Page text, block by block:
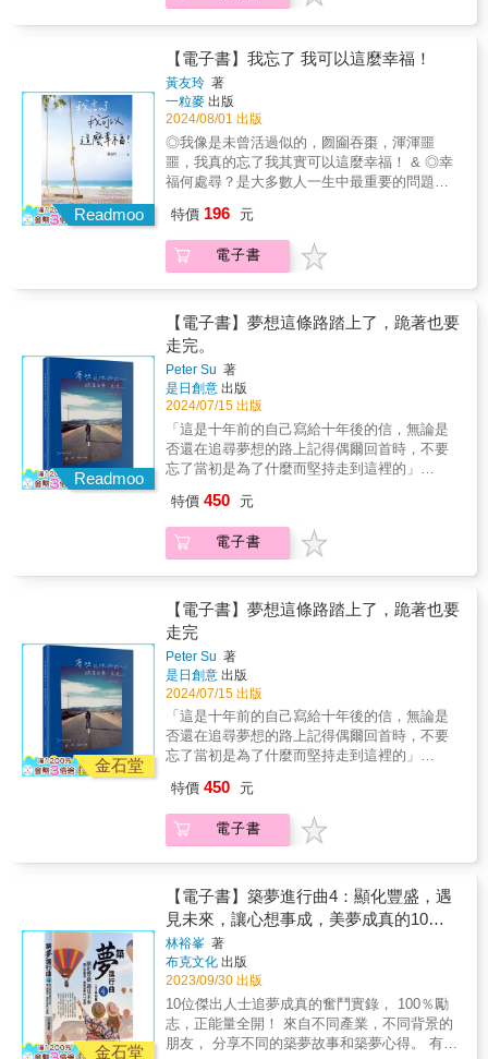
在這裡的就是《築夢》系列專書的第五冊。 ●築
夢系列以及築夢的定義 談起築夢，每個人都一
定有夢想，就算是所謂的「醉生夢死」、「夢
中閣樓」又何嘗不是一種夢？重點只在於，夢
想是否連結著行動，還是夢想只是一種空想，
一種自我陶醉的逃避鴉片？ 在每一次的築夢系
列前言，我總不厭其煩的還是要來聊聊「夢
想」，並且我要再次地強調：夢想不設限。 傳
統思維裡，一個成功人的形象：從平凡的小
成真。但本系列定義的夢想，同時也是我想要
跟每位讀者分享的是：夢想不限於追求名利。
有人的夢想是心靈層次上的，例如體驗更高的
生命境界；有人的夢想是跟感情有關，追求與
家人的和諧或者一段真誠的情緣；有人的夢想
是要扶助弱勢，有人的夢想是要去到世界不同
的角落。 包括在我們過往的系列中，有人的夢
想是想釐清自己的人生定位，有人的夢想是得
到孩子的認同。只要心中有一個夢，這個夢不
必一定要跟世俗的「成功」鏈結，甚至某個人
的夢想實現，也不一定符合其他人的價值觀。
但在本系列，就是要紀錄不同形式的夢想，以
者想以現實的角度來詢問：裕峯老師，如果這
些被列入的人不是「成功」的人？ 那我們為何
要來看這本書？ 曾經有年輕人這樣問我，我對
的成功」所框架住，反倒長久以來形成一種錯
誤的迷思，並且或多或少帶來生活負面的影
響。例如很多人抱著一張純白紙張般的心靈，
想要追求自己的人生，可是一路走來，看到太
多世俗所定義的「成功標準」，他們看到媒體
標榜的是那些典範企業家，各個都有一套打拼
的哲學，然後科技當道的年代，張忠謀、黃仁
勳、葉姿丰等科技天王天后，被視為新時代的
偶像。於是逐漸的大家都被教育著：一定要賺
很多錢、一定要創新突破、一定要如何如
房。這些種種的「標準」，經常帶來兩種極端
的負面影響，一種是太過功利主義，對人對事
都以金錢名位當做衡量標準，甚至養成為了攀
躺平思維，如果發現每件事自己都難以企及，
自己再怎麼努力好像也不可能變成企業家，這
輩子好像無法變富豪，那怎麼辦？ 現在努力再
多也沒甚麼意思，還不如躺平，人生就得過且
過吧！ 必須說，的確在我們過往的築夢系列
裡，引介了很多正是所謂的典型功成名就人
物，事實上，在本書築夢5，也是有大半的主人
翁都是可以被定義為功成名就的。但我們絕對
的素人【築夢】計畫，至今也發行到第五冊，
專題報導記錄了六十多位在不同產業不同職位
事。而今回首，他們許多人也都已經處在更上
一層樓的境界，繼續以不同的英姿闖蕩江湖，
寫就新的人生里程碑。 從《築夢》系列專書發
行第一冊，也就是2018年起，超越顛峯學院陸
續帶來可以提升人們國際觀的活動，包含2018
主辦日本問句之神《青木毅》來台演說，2019
年主辦日本讀心術大師《清水建二》來台演
與成龍共同榮登北京同根同夢春晚，2022還主
辦世界房產之神《湯姆霍普金斯》的演說活
動，當時締造破紀錄3000多人線上、線下7個國
在這裡的就是《築夢》系列專書的第五冊。 ●築
夢系列以及築夢的定義 談起築夢，每個人都一
定有夢想，就算是所謂的「醉生夢死」、「夢
中閣樓」又何嘗不是一種夢？重點只在於，夢
想是否連結著行動，還是夢想只是一種空想，
一種自我陶醉的逃避鴉片？ 在每一次的築夢系
列前言，我總不厭其煩的還是要來聊聊「夢
想」，並且我要再次地強調：夢想不設限。 傳
統思維裡，一個成功人的形象：從平凡的小
卒，後來功成名就。這，自然是最典型的夢想
跟每位讀者分享的是：夢想不限於追求名利。
有人的夢想是心靈層次上的，例如體驗更高的
生命境界；有人的夢想是跟感情有關，追求與
是要扶助弱勢，有人的夢想是要去到世界不同
的角落。 包括在我們過往的系列中，有人的夢
想是想釐清自己的人生定位，有人的夢想是得
到孩子的認同。只要心中有一個夢，這個夢不
必一定要跟世俗的「成功」鏈結，甚至某個人
的夢想實現，也不一定符合其他人的價值觀。
但在本系列，就是要紀錄不同形式的夢想，以
及這些人如何從築夢到圓夢的歷程。或許有讀
些被列入的人不是「成功」的人？ 那我們為何
要來看這本書？ 曾經有年輕人這樣問我，我對
他表達感恩，因為透過他的詢問，我也可以對
眾人做回答。 其實，正因為人們太常被「制式
誤的迷思，並且或多或少帶來生活負面的影
響。例如很多人抱著一張純白紙張般的心靈，
想要追求自己的人生，可是一路走來，看到太
多世俗所定義的「成功標準」，他們看到媒體
標榜的是那些典範企業家，各個都有一套打拼
的哲學，然後科技當道的年代，張忠謀、黃仁
勳、葉姿丰等科技天王天后，被視為新時代的
偶像。於是逐漸的大家都被教育著：一定要賺
很多錢、一定要創新突破、一定要如何如
名著、生活觀察，樣樣生動有趣，文筆優美洗
鍊，使人感同身受。 &
Readmoo
【電子書】我忘了 我可以這麼幸福！
黃友玲 著
一粒麥 出版
2024/08/01 出版
◎我像是未曾活過似的，囫圇吞棗，渾渾噩
噩，我真的忘了我其實可以這麼幸福！ & ◎幸
福何處尋？是大多數人一生中最重要的問題。
愛」、「智慧」、「盼望」等六個面向，傳遞
作者對幸福的詮釋。 & ◎本書旁徵博引許多名
作名言，不只添加閱讀時的玩趣，增廣新知，
名著、生活觀察，樣樣生動有趣，文筆優美洗
鍊，使人感同身受。 &
特價 196 元
電子書
Readmoo
【電子書】夢想這條路踏上了，跪著也要
走完。
Peter Su 著
是日創意 出版
2024/07/15 出版
「這是十年前的自己寫給十年後的信，無論是
否還在追尋夢想的路上記得偶爾回首時，不要
忘了當初是為了什麼而堅持走到這裡的」
一個作家的圓夢之路。2014年Peter Su寫下經
典暢銷作品《夢想這條路踏上了，跪著也要走
完。》，這是一本Peter Su寫給自己和父親的
多彼此才能互相理解的人生故事。2024年，這
一封寫給父親的信，他以不間斷的創作延續著
想說出的故事，在十週年經典新編版中，Peter
保留了他曾經為夢想冒險的故事，也募集了五
個讀者的夢想故事，邀請讀者與他一起來完整
這本書，無論這本書曾經陪著你走到了哪裡，
而你是否完成了那個夢想，這都是你和他的共
同寫下的篇章。
特價 450 元
電子書
金石堂
【電子書】夢想這條路踏上了，跪著也要
走完
Peter Su 著
是日創意 出版
2024/07/15 出版
「這是十年前的自己寫給十年後的信，無論是
否還在追尋夢想的路上記得偶爾回首時，不要
忘了當初是為了什麼而堅持走到這裡的」
一個作家的圓夢之路。2014年Peter Su寫下經
典暢銷作品《夢想這條路踏上了，跪著也要走
完。》，這是一本Peter Su寫給自己和父親的
多彼此才能互相理解的人生故事。2024年，這
一封寫給父親的信，他以不間斷的創作延續著
想說出的故事，在十週年經典新編版中，Peter
保留了他曾經為夢想冒險的故事，也募集了五
個讀者的夢想故事，邀請讀者與他一起來完整
這本書，無論這本書曾經陪著你走到了哪裡，
而你是否完成了那個夢想，這都是你和他的共
同寫下的篇章。
特價 450 元
電子書
金石堂
【電子書】築夢進行曲4：顯化豐盛，遇
見未來，讓心想事成，美夢成真的10堂
課
林裕峯 著
布克文化 出版
2023/09/30 出版
10位傑出人士追夢成真的奮鬥實錄， 100％勵
志，正能量全開！ 來自不同產業，不同背景的
朋友， 分享不同的築夢故事和築夢心得。 有剛